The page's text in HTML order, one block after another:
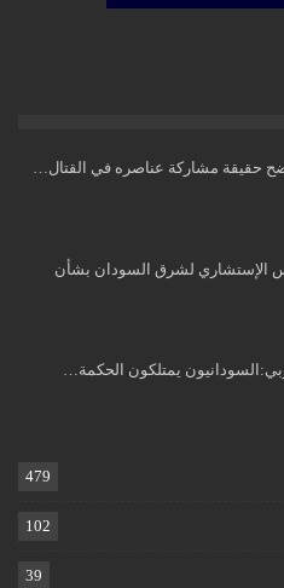
حقيقة مشاركة عناصره في القتال…
الإستشاري لشرق السودان بشأن
يمتلكون الحكمة…
479
102
39